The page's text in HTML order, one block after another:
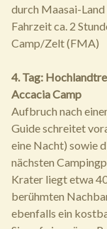
durch Maasai-Land
Fahrzeit ca. 2
Camp/Zelt (FMA)
4. Tag:
Accacia Camp
Aufbruch nach
Guide schreitet
eine Nacht) sowie
nächsten
Krater liegt etwa
berühmten
ebenfalls ein